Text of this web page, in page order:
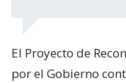
El Proyecto de
por el Gobierno